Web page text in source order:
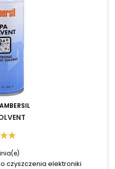
AMBERSIL
czyszczenia elektroniki